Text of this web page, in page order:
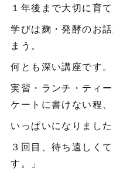
１年後まで大切に育
学びは麹・発酵のお
まう。
何とも深い講座です。
実習・ランチ・ティ
ケートに書けない程、
いっぱいになりまし
３回目、待ち遠しく
す。」